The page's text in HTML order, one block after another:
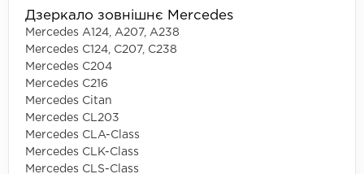
Дзеркало зовнішнє Mercedes
Mercedes A124, A207, A238
Mercedes C124, C207, C238
Mercedes C204
Mercedes C216
Mercedes Citan
Mercedes CL203
Mercedes CLA-Class
Mercedes CLK-Class
Mercedes CLS-Class